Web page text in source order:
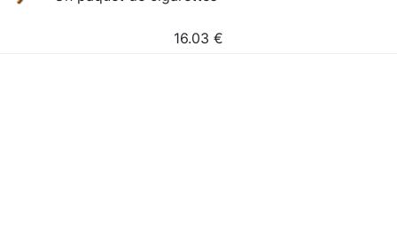
16.03 €